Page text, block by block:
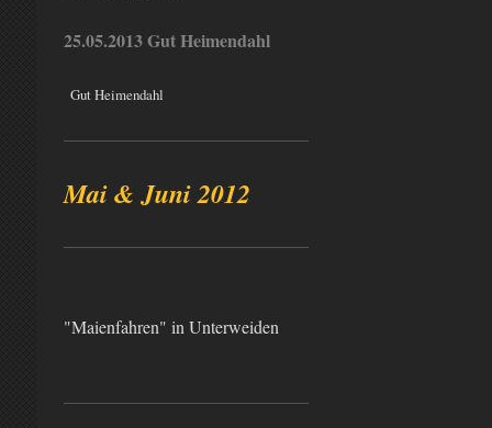
25.05.2013 Gut Heimendahl
Gut Heimendahl
Mai & Juni 2012
"Maienfahren" in Unterweiden